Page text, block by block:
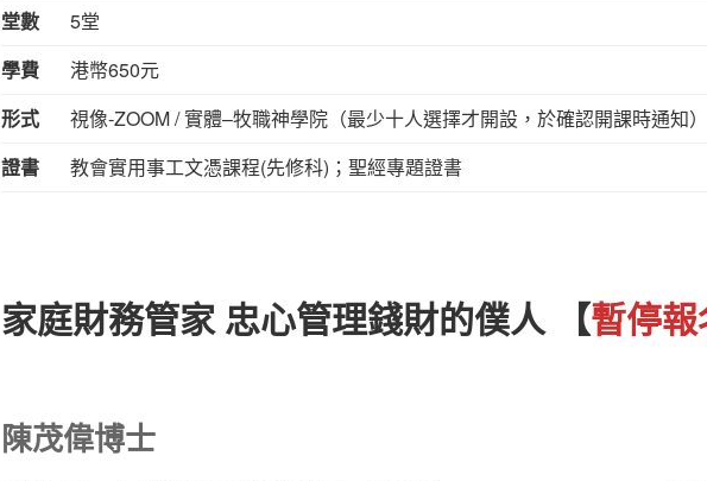
堂數
5堂
學費
港幣650元
形式
視像-ZOOM / 實體–牧職神學院（最少十人選擇才開設，於確認開課時通知）
證書
教會實用事工文憑課程(先修科)；聖經專題證書
家庭財務管家 忠心管理錢財的僕人 【暫停
陳茂偉博士